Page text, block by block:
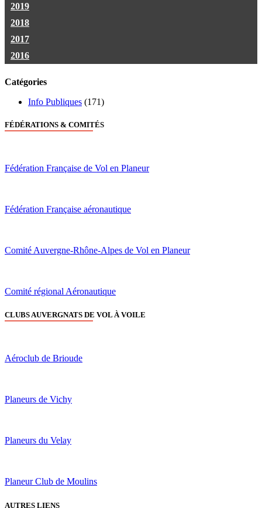
2019
2018
2017
2016
Catégories
Info Publiques (171)
FÉDÉRATIONS & COMITÉS
Fédération Française de Vol en Planeur
Fédération Française aéronautique
Comité Auvergne-Rhône-Alpes de Vol en Planeur
Comité régional Aéronautique
CLUBS AUVERGNATS DE VOL À VOILE
Aéroclub de Brioude
Planeurs de Vichy
Planeurs du Velay
Planeur Club de Moulins
AUTRES LIENS